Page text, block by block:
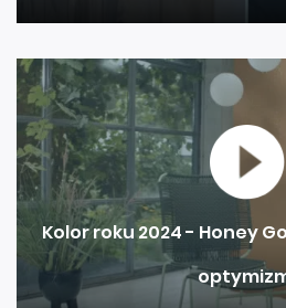
Kolor roku 2024 - Honey